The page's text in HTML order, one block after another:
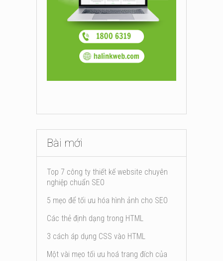
Bài mới
Top 7 công ty thiết kế website chuyên
nghiệp chuẩn SEO
5 mẹo để tối ưu hóa hình ảnh cho SEO
Các thẻ định dạng trong HTML
3 cách áp dụng CSS vào HTML
Một vài mẹo tối ưu hoá trang đích của